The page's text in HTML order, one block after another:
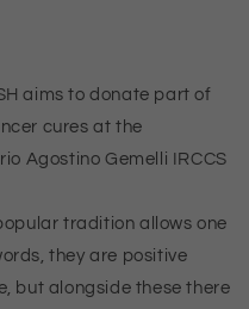
aims to donate part of
cures at the
Agostino Gemelli IRCCS
tradition allows one
they are positive
but alongside these there